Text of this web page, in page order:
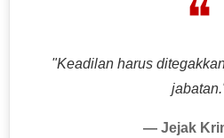
❝
"Keadilan harus
— Jejak